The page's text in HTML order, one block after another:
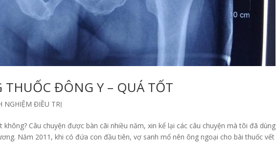
THUỐC ĐÔNG Y – QUÁ TỐT
NGHIỆM ĐIỀU TRỊ
Câu chuyện được bàn cãi nhiều năm, xin kể lại các câu chuyện mà tôi đã dùng
Năm 2011, khi có đứa con đầu tiên, vợ sanh mổ nên ông ngoại cho bài thuốc vết